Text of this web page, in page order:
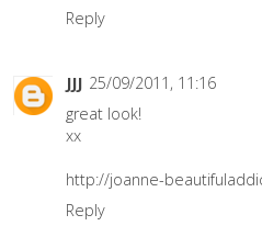
Reply
JJJ 25/09/2011, 11:16
great look!
xx
http://joanne-
Reply